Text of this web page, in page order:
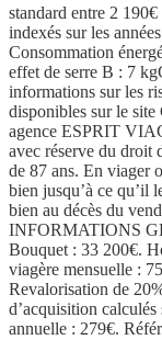
standard entre 2
indexés sur les
Consommation
effet de serre B : 7
informations sur les
disponibles sur le
agence ESPRIT
avec réserve du droit
de 87 ans. En viager
bien jusqu’à ce qu’il
bien au décès du
INFORMATIONS
Bouquet : 33 200€.
viagère mensuelle :
Revalorisation de
d’acquisition
annuelle : 279€.